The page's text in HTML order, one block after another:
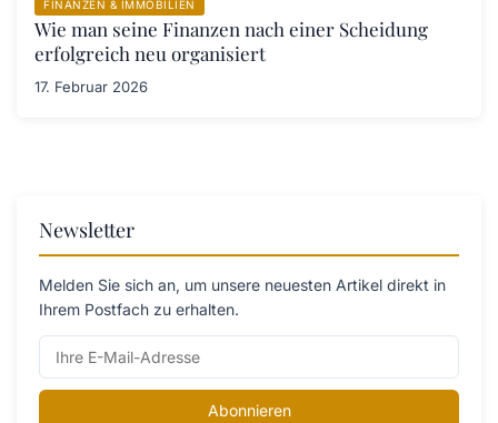
FINANZEN & IMMOBILIEN
Wie man seine Finanzen nach einer Scheidung
erfolgreich neu organisiert
17. Februar 2026
Newsletter
Melden Sie sich an, um unsere neuesten Artikel direkt in
Ihrem Postfach zu erhalten.
Abonnieren